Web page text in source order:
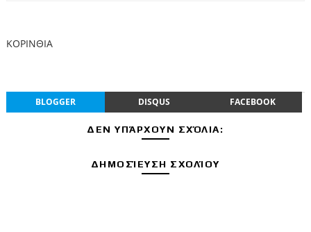
ΚΟΡΙΝΘΙΑ
BLOGGER DISQUS FACEBOOK
ΔΕΝ ΥΠΆΡΧΟΥΝ ΣΧΌΛΙΑ:
ΔΗΜΟΣΊΕΥΣΗ ΣΧΟΛΊΟΥ